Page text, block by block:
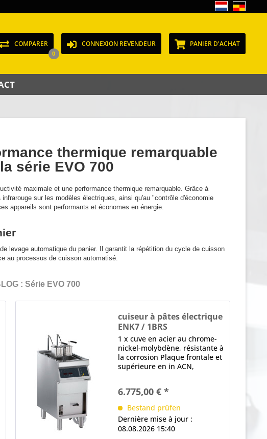
COMPARER
0
CONNEXION REVENDEUR PANIER D'ACHAT
thermique remarquable
série EVO 700
maximale et une performance thermique remarquable. Grâce à
sur les modèles électriques, ainsi qu'au "contrôle d'économie
appareils sont performants et économes en énergie.
levage automatique du panier. Il garantit la répétition du cycle de cuisson
au processus de cuisson automatisé.
: Série EVO 700
cuiseur à pâtes électrique
ENK7 / 1BRS
1 x cuve en acier au chrome-
nickel-molybdène, résistante à
la corrosion Plaque frontale et
supérieure en in ACN,
programmable avec 2 temps
de levage 4 programmes par
panier, réglables...
6.775,00 € *
Bestand prüfen
Dernière mise à jour :
08.08.2026 15:40